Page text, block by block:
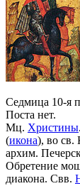
Седмица 10-я
Поста нет.
Мц. Христины
(икона), во св.
архим.
Обретение
диакона. Свв.